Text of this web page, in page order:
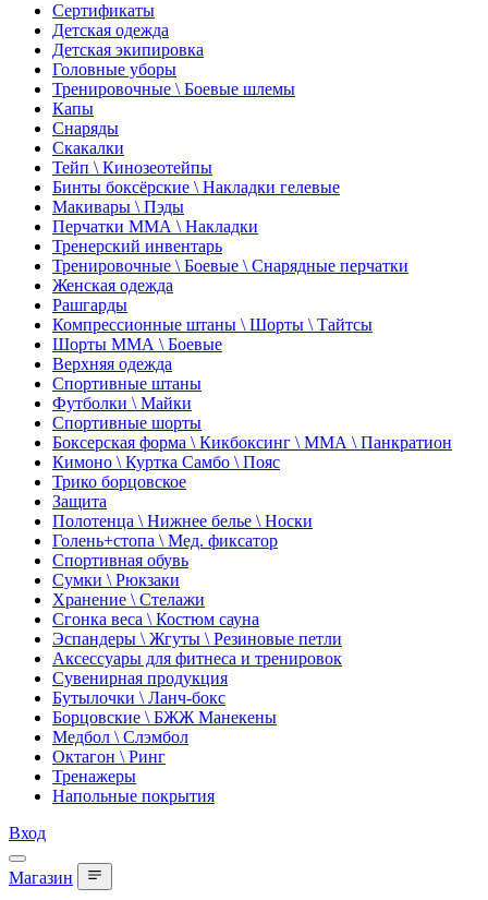
Сертификаты
Детская одежда
Детская экипировка
Головные уборы
Тренировочные \ Боевые шлемы
Капы
Снаряды
Скакалки
Тейп \ Кинозеотейпы
Бинты боксёрские \ Накладки гелевые
Макивары \ Пэды
Перчатки ММА \ Накладки
Тренерский инвентарь
Тренировочные \ Боевые \ Снарядные перчатки
Женская одежда
Рашгарды
Компрессионные штаны \ Шорты \ Тайтсы
Шорты ММА \ Боевые
Верхняя одежда
Спортивные штаны
Футболки \ Майки
Спортивные шорты
Боксерская форма \ Кикбоксинг \ ММА \ Панкратион
Кимоно \ Куртка Самбо \ Пояс
Трико борцовское
Защита
Полотенца \ Нижнее белье \ Носки
Голень+стопа \ Мед. фиксатор
Спортивная обувь
Сумки \ Рюкзаки
Хранение \ Стелажи
Сгонка веса \ Костюм сауна
Эспандеры \ Жгуты \ Резиновые петли
Аксессуары для фитнеса и тренировок
Сувенирная продукция
Бутылочки \ Ланч-бокс
Борцовские \ БЖЖ Манекены
Медбол \ Слэмбол
Октагон \ Ринг
Тренажеры
Напольные покрытия
Вход
Магазин